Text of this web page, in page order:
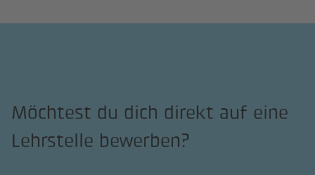
Möchtest du dich direkt auf eine
Lehrstelle bewerben?